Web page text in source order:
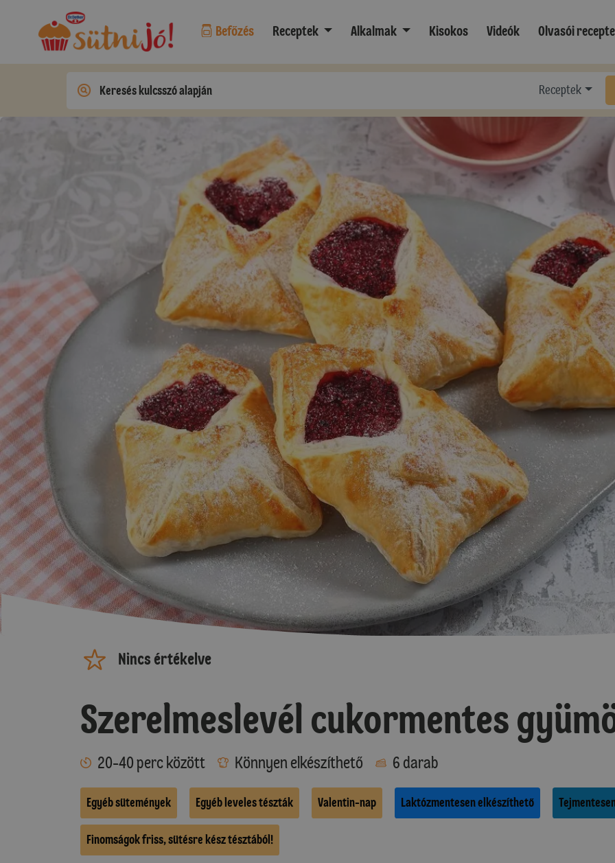
Befőzés Receptek Alkalmak Kisokos Videók Olvasói
Receptek
Nincs értékelve
Szerelmeslevél cukormentes
20-40 perc között Könnyen elkészíthető 6 darab
Egyéb sütemények Egyéb leveles tészták Valentin-nap Laktózmentesen elkészíthető
Finomságok friss, sütésre kész tésztából!